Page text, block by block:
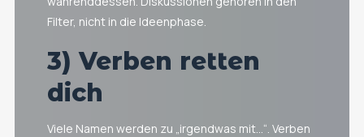
Filter, nicht in die Ideenphase.
3) Verben retten
dich
Viele Namen werden zu „irgendwas mit…“. Verben